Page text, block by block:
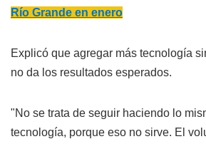
Río Grande en enero
Explicó que agregar más tecnología
no da los resultados esperados.
"No se trata de seguir haciendo lo
tecnología, porque eso no sirve. El